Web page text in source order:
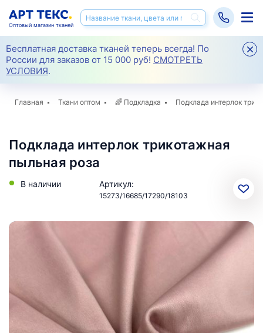
Бесплатная доставка тканей теперь всегда! По
России для заказов от 15 000 руб! СМОТРЕТЬ
УСЛОВИЯ.
Оптовый магазин тканей
Главная Ткани оптом 🌈 Подкладка Подклада интерлок
Подклада интерлок трикотажная
пыльная роза
В наличии Артикул:
15273/16685/17290/18103